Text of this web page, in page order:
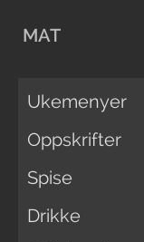
MAT
Ukemenyer
Oppskrifter
Spise
Drikke